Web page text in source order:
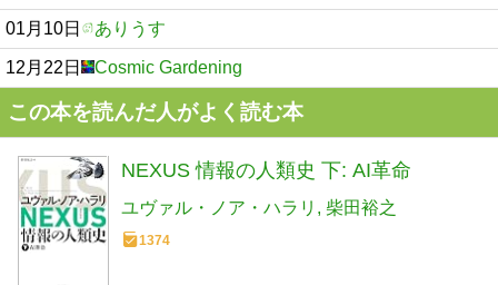
01月10日 ありうす
12月22日 Cosmic Gardening
この本を読んだ人がよく読む本
NEXUS 情報の人類史 下: AI革命
ユヴァル・ノア・ハラリ 柴田裕之
1374